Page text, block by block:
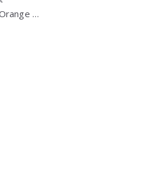
…